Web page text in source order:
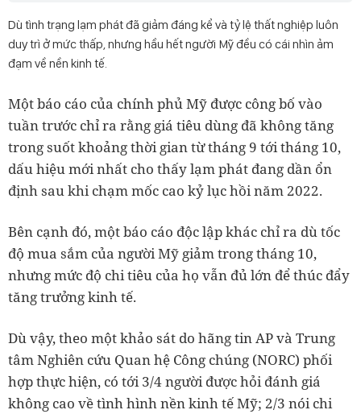
Dù tình trạng lạm phát đã giảm đáng kể và tỷ lệ thất nghiệp luôn
duy trì ở mức thấp, nhưng hầu hết người Mỹ đều có cái nhìn ảm
đạm về nền kinh tế.
Một báo cáo của chính phủ Mỹ được công bố vào
tuần trước chỉ ra rằng giá tiêu dùng đã không tăng
trong suốt khoảng thời gian từ tháng 9 tới tháng 10,
dấu hiệu mới nhất cho thấy lạm phát đang dần ổn
định sau khi chạm mốc cao kỷ lục hồi năm 2022.
Bên cạnh đó, một báo cáo độc lập khác chỉ ra dù tốc
độ mua sắm của người Mỹ giảm trong tháng 10,
nhưng mức độ chi tiêu của họ vẫn đủ lớn để thúc đẩy
tăng trưởng kinh tế.
Dù vậy, theo một khảo sát do hãng tin AP và Trung
tâm Nghiên cứu Quan hệ Công chúng (NORC) phối
hợp thực hiện, có tới 3/4 người được hỏi đánh giá
không cao về tình hình nền kinh tế Mỹ; 2/3 nói chi